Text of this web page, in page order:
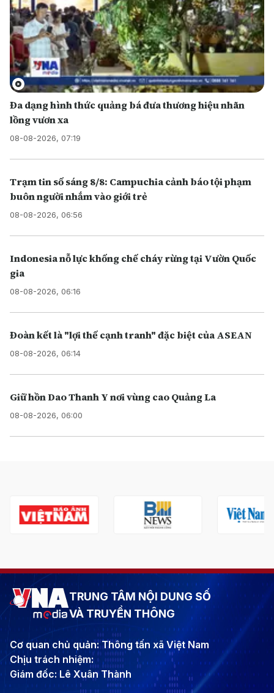
Đa dạng hình thức quảng bá đưa thương hiệu nhãn
lồng vươn xa
08-08-2026, 07:19
Trạm tin số sáng 8/8: Campuchia cảnh báo tội phạm
buôn người nhắm vào giới trẻ
08-08-2026, 06:56
Indonesia nỗ lực khống chế cháy rừng tại Vườn Quốc
gia
08-08-2026, 06:16
Đoàn kết là "lợi thế cạnh tranh" đặc biệt của ASEAN
08-08-2026, 06:14
Giữ hồn Dao Thanh Y nơi vùng cao Quảng La
08-08-2026, 06:00
TRUNG TÂM NỘI DUNG SỐ
VÀ TRUYỀN THÔNG
Cơ quan chủ quản: Thông tấn xã Việt Nam
Chịu trách nhiệm:
Giám đốc: Lê Xuân Thành